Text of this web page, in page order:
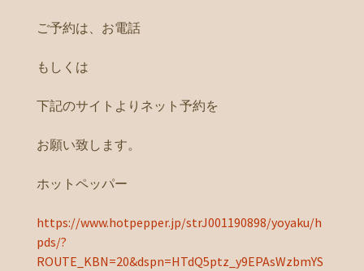
ご予約は、お電話
もしくは
下記のサイトよりネット予約を
お願い致します。
ホットペッパー
https://www.hotpepper.jp/strJ001190898/yoyaku/h
pds/?
ROUTE_KBN=20&dspn=HTdQ5ptz_y9EPAsWzbmYS